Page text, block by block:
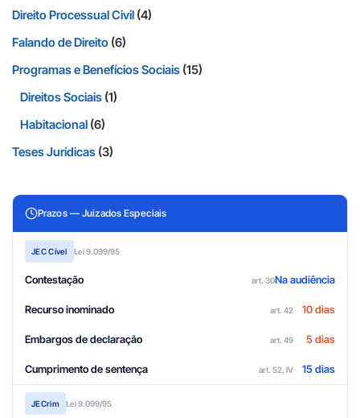
Direito Processual Civil (4)
Falando de Direito (6)
Programas e Benefícios Sociais (15)
Direitos Sociais (1)
Habitacional (6)
Teses Jurídicas (3)
Prazos — Juizados Especiais
JEC Cível Lei 9.099/95
Contestação art. 30Na audiência
Recurso inominado art. 42 10 dias
Embargos de declaração art. 49 5 dias
Cumprimento de sentença art. 52, IV 15 dias
JECrim Lei 9.099/95